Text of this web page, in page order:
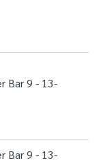
Bar 9 - 13-
Bar 9 - 13-